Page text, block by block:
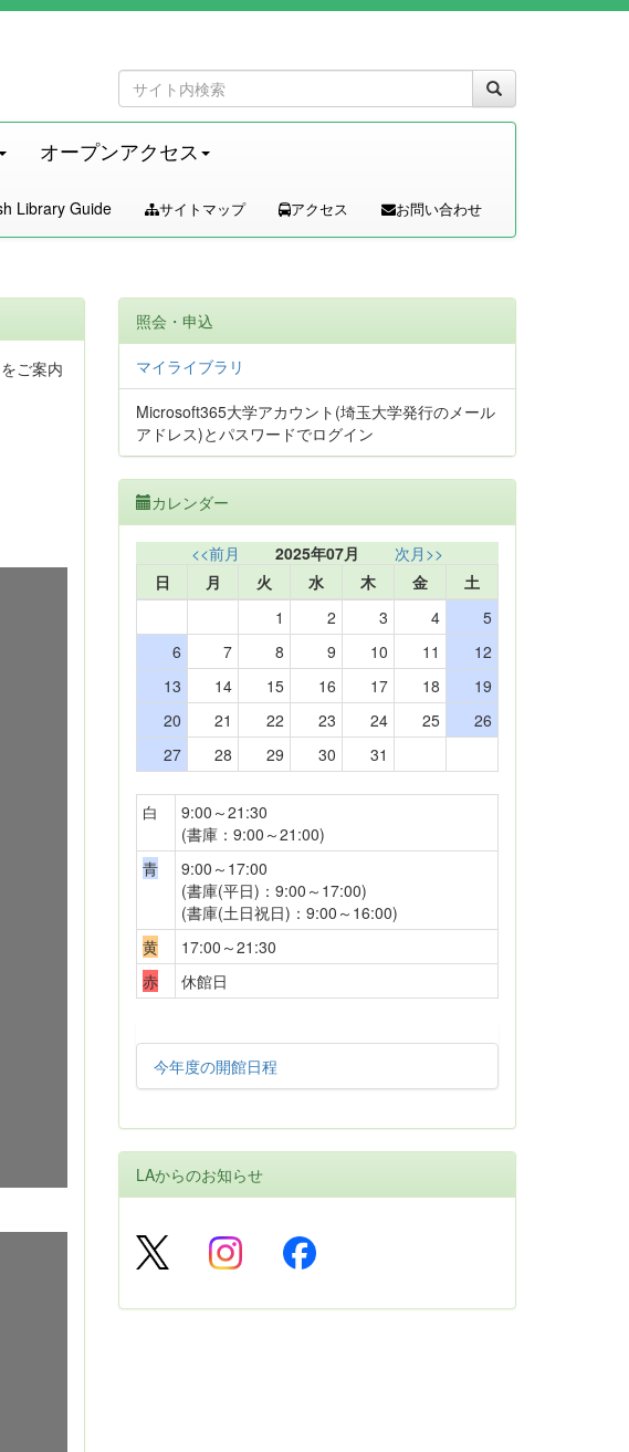
オープンアクセス
Library Guide サイトマップ アクセス お問い合わせ
ご案内
照会・申込
マイライブラリ
Microsoft365大学アカウント(埼玉大学発行のメール
アドレス)とパスワードでログイン
カレンダー
<<前月 2025年07月
次月>>
日
月 火 水 木 金
土
1
2 3 4
5
6
7 8 9 10 11
12
13
14 15 16 17 18
19
20
21 22 23 24 25
26
27
28 29 30 31
白
9:00～21:30
(書庫：9:00～21:00)
青
9:00～17:00
(書庫(平日)：9:00～17:00)
(書庫(土日祝日)：9:00～16:00)
黄
17:00～21:30
赤
休館日
今年度の開館日程
LAからのお知らせ